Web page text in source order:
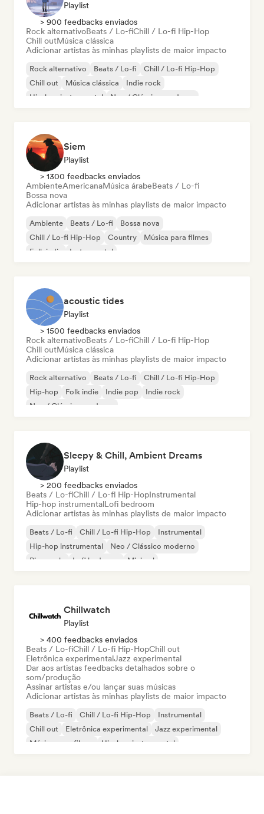
Playlist
> 900 feedbacks enviados
Rock alternativoBeats / Lo-fiChill / Lo-fi Hip-Hop
Chill outMúsica clássica
Adicionar artistas às minhas playlists de maior impacto
Rock alternativo Beats / Lo-fi
Chill / Lo-fi Hip-Hop
Chill out
Música clássica
Indie rock
Hip-hop instrumental
Neo / Clássico moderno
Siem
Playlist
> 1300 feedbacks enviados
AmbienteAmericanaMúsica árabeBeats / Lo-fi
Bossa nova
Adicionar artistas às minhas playlists de maior impacto
Ambiente Beats / Lo-fi
Bossa nova
Chill / Lo-fi Hip-Hop
Country
Música para filmes
Folk indie
Instrumental
acoustic tides
Playlist
> 1500 feedbacks enviados
Rock alternativoBeats / Lo-fiChill / Lo-fi Hip-Hop
Chill outMúsica clássica
Adicionar artistas às minhas playlists de maior impacto
Rock alternativo Beats / Lo-fi
Chill / Lo-fi Hip-Hop
Hip-hop
Folk indie Indie pop
Indie rock
Neo / Clássico moderno
Sleepy & Chill, Ambient Dreams
Playlist
> 200 feedbacks enviados
Beats / Lo-fiChill / Lo-fi Hip-HopInstrumental
Hip-hop instrumentalLofi bedroom
Adicionar artistas às minhas playlists de maior impacto
Beats / Lo-fi Chill / Lo-fi Hip-Hop
Instrumental
Hip-hop instrumental
Neo / Clássico moderno
Piano solo
Lofi bedroom Minimal
Chillwatch
Playlist
> 400 feedbacks enviados
Beats / Lo-fiChill / Lo-fi Hip-HopChill out
Eletrônica experimentalJazz experimental
Dar aos artistas feedbacks detalhados sobre o
som/produção
Assinar artistas e/ou lançar suas músicas
Adicionar artistas às minhas playlists de maior impacto
Beats / Lo-fi Chill / Lo-fi Hip-Hop
Instrumental
Chill out
Eletrônica experimental
Jazz experimental
Música para filmes
Hip-hop instrumental